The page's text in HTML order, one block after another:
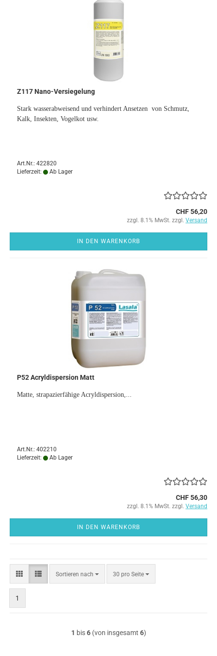
Z117 Nano-Versiegelung
Stark wasserabweisend und verhindert Ansetzen von Schmutz,
Kalk, Insekten, Vogelkot usw.
Art.Nr.: 422820
Lieferzeit:
Ab Lager
CHF 56,20
zzgl. 8.1% MwSt. zzgl. Versand
IN DEN WARENKORB
P52 Acryldispersion Matt
Matte, strapazierfähige Acryldispersion,...
Art.Nr.: 402210
Lieferzeit:
Ab Lager
CHF 56,30
zzgl. 8.1% MwSt. zzgl. Versand
IN DEN WARENKORB
Sortieren nach
Sortieren
nach
30 pro Seite
pro Seite
1
1 bis6(von insgesamt 6)